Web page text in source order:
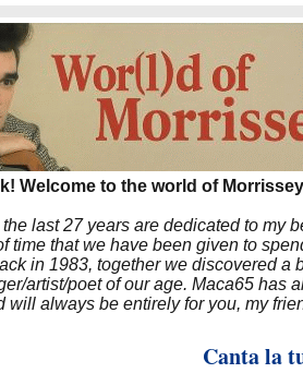
Welcome to the world of
last 27 years are dedicated to my
time that we have been given to
in 1983, together we discovered
artist/poet of our age. Maca65 has
will always be entirely for you, my
Canta la